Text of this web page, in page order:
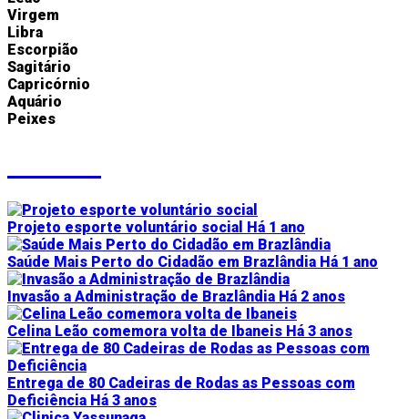
Virgem
Libra
Escorpião
Sagitário
Capricórnio
Aquário
Peixes
Projeto esporte voluntário social Há 1 ano
Saúde Mais Perto do Cidadão em Brazlândia Há 1 ano
Invasão a Administração de Brazlândia Há 2 anos
Celina Leão comemora volta de Ibaneis Há 3 anos
Entrega de 80 Cadeiras de Rodas as Pessoas com
Deficiência Há 3 anos